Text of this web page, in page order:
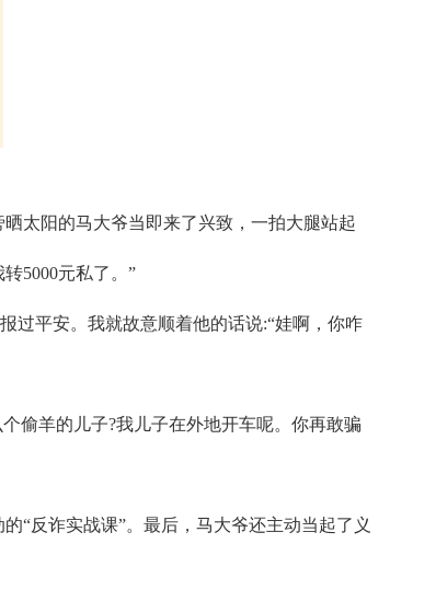
太阳的马大爷当即来了兴致，一拍大腿站起
5000元私了。”
过平安。我就故意顺着他的话说:“娃啊，你咋
偷羊的儿子?我儿子在外地开车呢。你再敢骗
“反诈实战课”。最后，马大爷还主动当起了义